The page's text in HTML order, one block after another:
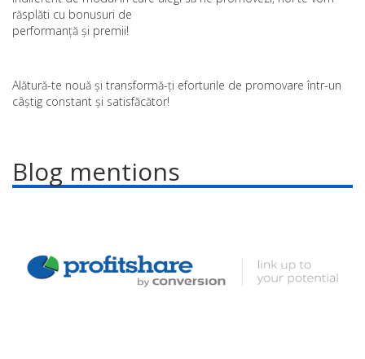
răsplăti cu bonusuri de
performanță și premii!
Alătură-te nouă și transformă-ți eforturile de promovare într-un
câștig constant și satisfăcător!
Blog mentions